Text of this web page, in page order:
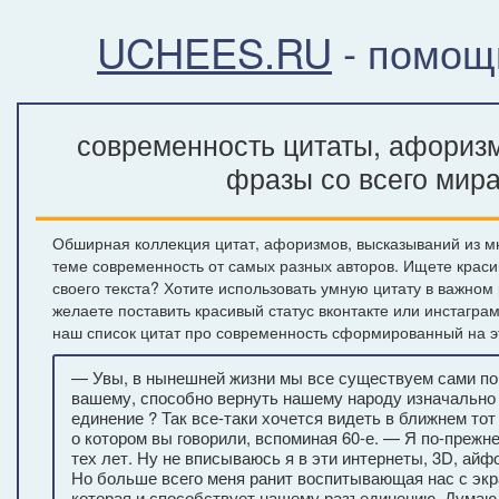
UCHEES.RU -
современность цитаты,
фразы со всего
Обширная коллекция цитат, афоризмов, высказываний из
теме современность от самых разных авторов. Ищете
своего текста? Хотите использовать умную цитату в
желаете поставить красивый статус вконтакте или
наш список цитат про современность сформированный на
— Увы, в нынешней жизни мы все существуем сами по
вашему, способно вернуть нашему народу
единение ? Так все-таки хочется видеть в ближнем
о котором вы говорили, вспоминая 60-е. — Я по-
тех лет. Ну не вписываюсь я в эти интернеты, 3D,
Но больше всего меня ранит воспитывающая нас с